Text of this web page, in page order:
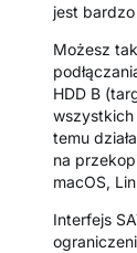
jest
Możesz
HDD B
wszystkich
temu
na
macOS,
Interfejs